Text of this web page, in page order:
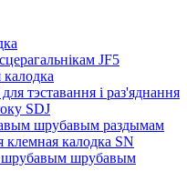
JF5
тэставання і раз'яднання
SDJ
шрубавым раздымам
клемная калодка SN
шрубавым шрубавым